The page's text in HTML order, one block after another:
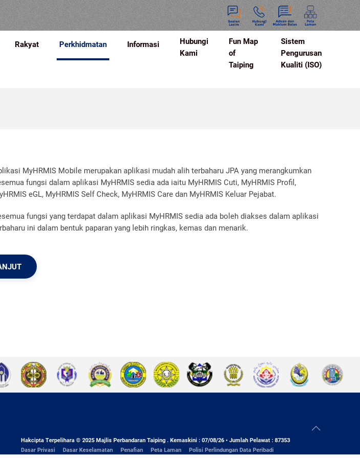
Rakyat Perkhidmatan Informasi
Hubungi
Kami
Fun Map
of
Taiping
Sistem
Pengurusan
Kualiti (ISO)
MyHRMIS Mobile merupakan aplikasi mudah alih terbaharu JPA yang merangkumkan
fungsi dalam aplikasi MyHRMIS sedia ada iaitu MyHRMIS Cuti, MyHRMIS Profil,
eGL, MyHRMIS Self Check, MyHRMIS Care dan MyHRMIS Keluar Pejabat.
fungsi yang terdapat dalam aplikasi MyHRMIS sedia ada boleh diakses dalam aplikasi
ini dalam bentuk paparan yang lebih ringkas, kemas dan menarik.
Hakcipta Terpelihara © 2025 Majlis Perbandaran Taiping . Kemaskini : 07/08/26 • Jumlah Pelawat : 87353
Dasar Privasi
Dasar Keselamatan Penafian Peta Laman Polisi Perlindungan Data Peribadi